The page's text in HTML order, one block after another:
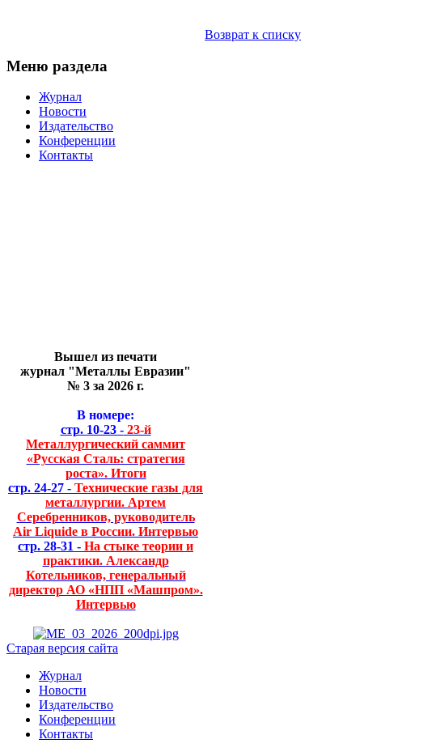
Возврат к списку
Меню раздела
Журнал
Новости
Издательство
Конференции
Контакты
Вышел из печати
журнал "Металлы Евразии"
№ 3 за 2026 г.
В номере:
стр. 10-23 -23-й
Металлургический саммит
«Русская Сталь: стратегия
роста». Итоги
стр. 24-27 - Технические газы для
металлургии. Артем
Серебренников, руководитель
Air Liquide в России. Интервью
стр. 28-31 - На стыке теории и
практики. Александр
Котельников, генеральный
директор АО «НПП «Машпром».
Интервью
Старая версия сайта
Журнал
Новости
Издательство
Конференции
Контакты